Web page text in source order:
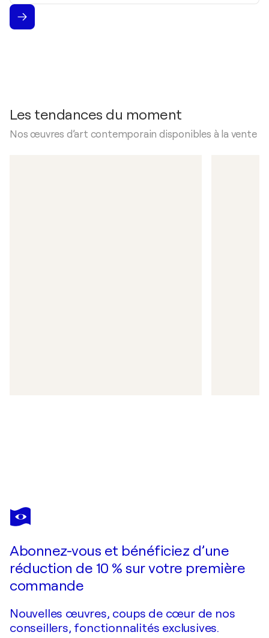
Les tendances du moment
Nos œuvres d’art contemporain disponibles à la vente
Abonnez-vous et bénéficiez d’une
réduction de 10 % sur votre première
commande
Nouvelles œuvres, coups de cœur de nos
conseillers, fonctionnalités exclusives.